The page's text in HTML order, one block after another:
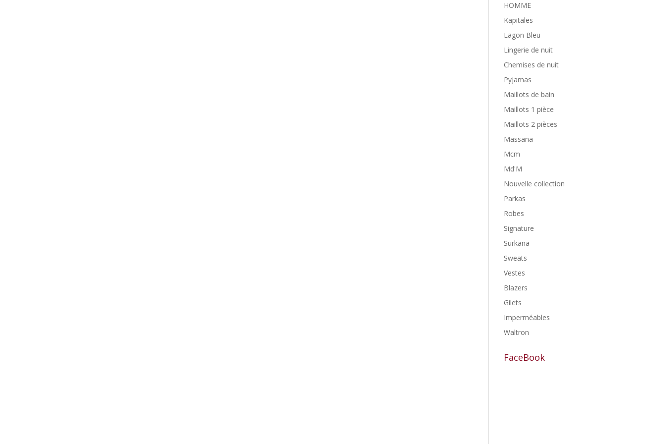
HOMME
Kapitales
Lagon Bleu
Lingerie de nuit
Chemises de nuit
Pyjamas
Maillots de bain
Maillots 1 pièce
Maillots 2 pièces
Massana
Mcm
Md'M
Nouvelle collection
Parkas
Robes
Signature
Surkana
Sweats
Vestes
Blazers
Gilets
Imperméables
Waltron
FaceBook